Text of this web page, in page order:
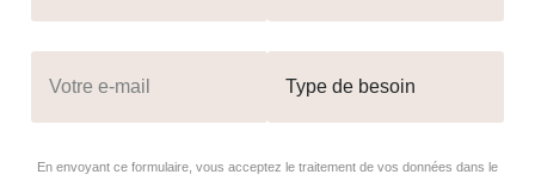
En envoyant ce formulaire, vous acceptez le traitement de vos données dans le